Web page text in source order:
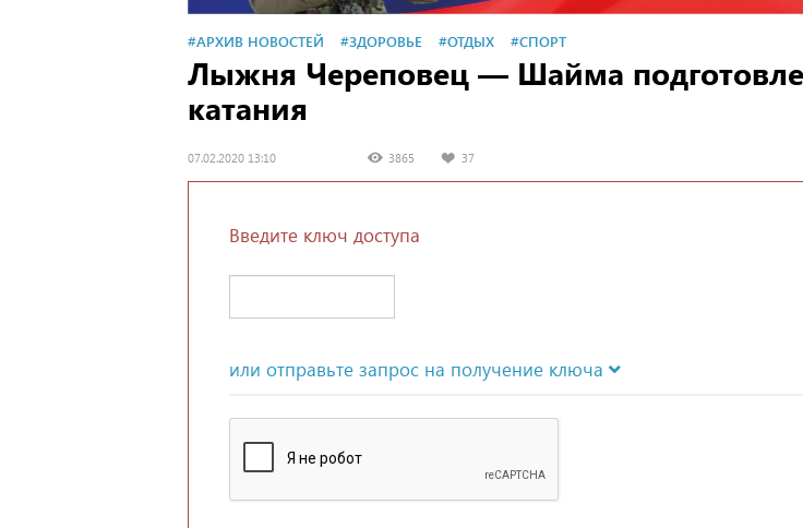
#АРХИВ НОВОСТЕЙ #ЗДОРОВЬЕ #ОТДЫХ #СПОРТ
Лыжня Череповец — Шайма
катания
07.02.2020 13:10 3865 37
Введите ключ доступа
или отправьте запрос на получение ключа